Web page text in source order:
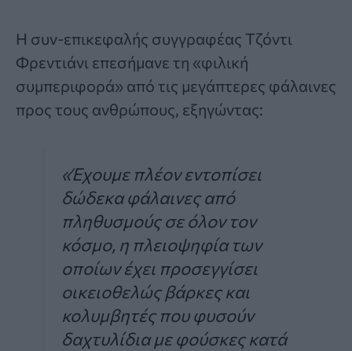
Η συν-επικεφαλής συγγραφέας Τζόντι
Φρεντιάνι επεσήμανε τη «φιλική
συμπεριφορά» από τις μεγάπτερες φάλαινες
προς τους ανθρώπους, εξηγώντας:
«Έχουμε πλέον εντοπίσει
δώδεκα φάλαινες από
πληθυσμούς σε όλον τον
κόσμο, η πλειοψηφία των
οποίων έχει προσεγγίσει
οικειοθελώς βάρκες και
κολυμβητές που φυσούν
δαχτυλίδια με φούσκες κατά